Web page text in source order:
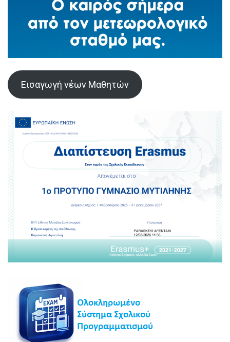
Εισαγωγή νέων Μαθητών